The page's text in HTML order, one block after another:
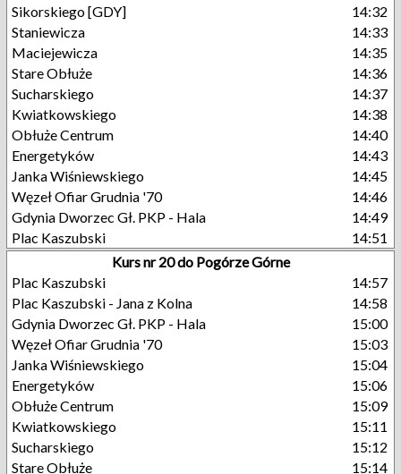
Sikorskiego [GDY]
14:32
Staniewicza
14:33
Maciejewicza
14:35
Stare Obłuże
14:36
Sucharskiego
14:37
Kwiatkowskiego
14:38
Obłuże Centrum
14:40
Energetyków
14:43
Janka Wiśniewskiego
14:45
Węzeł Ofiar Grudnia '70
14:46
Gdynia Dworzec Gł. PKP - Hala
14:49
Plac Kaszubski
14:51
Kurs nr 20 do Pogórze Górne
Plac Kaszubski
14:57
Plac Kaszubski - Jana z Kolna
14:58
Gdynia Dworzec Gł. PKP - Hala
15:00
Węzeł Ofiar Grudnia '70
15:03
Janka Wiśniewskiego
15:04
Energetyków
15:06
Obłuże Centrum
15:09
Kwiatkowskiego
15:11
Sucharskiego
15:12
Stare Obłuże
15:14